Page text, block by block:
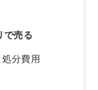
売る
分費用